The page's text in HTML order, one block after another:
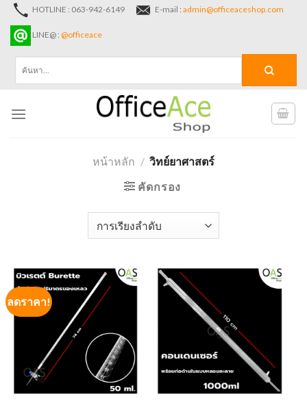
Skip
content
HOTLINE : 063-942-6149 E-mail : admin@officeaceshop.com
LINE@ : @officeace
หน้าหลัก / วิทย์ยาศาสตร์
คัดกรอง
ลดราคา!